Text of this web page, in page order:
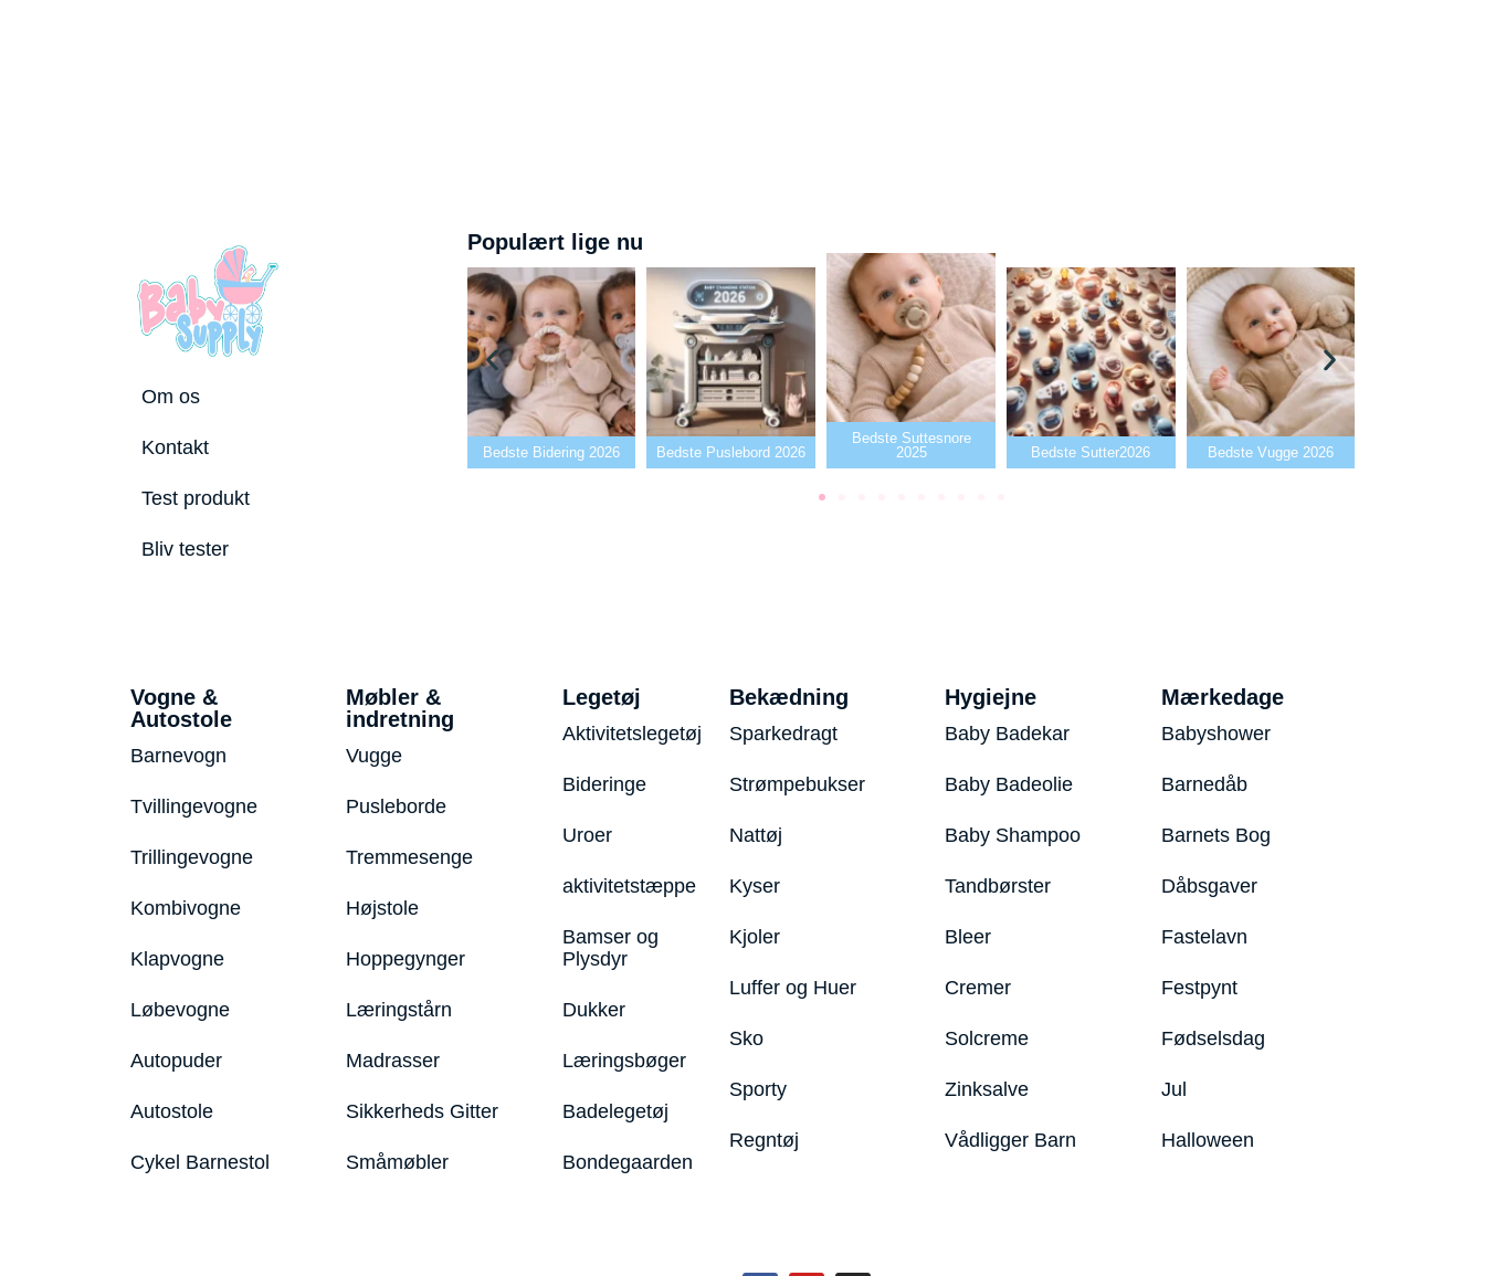
Om os
Kontakt
Test produkt
Bliv tester
Populært lige nu
Bedste tremmeseng
2026
Bedste Bidering 2026 Bedste Puslebord 2026
Bedste Suttesnore
2025
Bedste Sutter2026 Bedste Vugge 2026
Vogne &
Autostole
Barnevogn
Tvillingevogne
Trillingevogne
Kombivogne
Klapvogne
Løbevogne
Autopuder
Autostole
Cykel Barnestol
Møbler &
indretning
Vugge
Pusleborde
Tremmesenge
Højstole
Hoppegynger
Læringstårn
Madrasser
Sikkerheds Gitter
Småmøbler
Legetøj
Aktivitetslegetøj
Bideringe
Uroer
aktivitetstæppe
Bamser og
Plysdyr
Dukker
Læringsbøger
Badelegetøj
Bondegaarden
Bekædning
Sparkedragt
Strømpebukser
Nattøj
Kyser
Kjoler
Luffer og Huer
Sko
Sporty
Regntøj
Hygiejne
Baby Badekar
Baby Badeolie
Baby Shampoo
Tandbørster
Bleer
Cremer
Solcreme
Zinksalve
Vådligger Barn
Mærkedage
Babyshower
Barnedåb
Barnets Bog
Dåbsgaver
Fastelavn
Festpynt
Fødselsdag
Jul
Halloween